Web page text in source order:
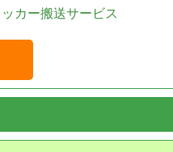
カー搬送サービス